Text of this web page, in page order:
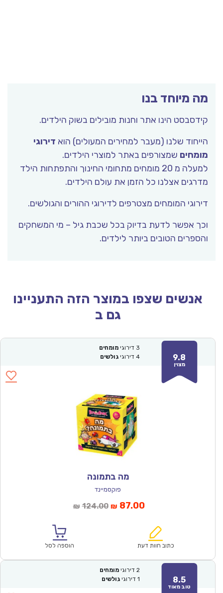
מה מיוחד בנו
קידסבסט הינו אתר וחנות מובילים בשוק הילדים.
הייחוד שלנו (מעבר למחירים המעולים) הוא דירוגי
מומחים שמצורפים באתר למוצרי הילדים.
למעלה מ 20 מומחים מתחומי החינוך והתפתחות הילד
מדרגים אצלנו כל הזמן את עולם הילדים.
דירוגי המומחים מצטרפים לדירוגי ההורים והגולשים.
וכך אפשר לדעת בדיוק בכל שכבת גיל – מי המשחקים
והספרים הטובים ביותר לילדים.
אנשים שצפו במוצר הזה התעניינו
גם ב
9.8
מצוין
3 דירוגי מומחים
4 דירוגי גולשים
מה בתמונה
פוקסמיינד
₪ 124.00המחיר
₪124.00.
₪ 87.00המחיר
הוא:
כתוב חוות דעת הוספה לסל
8.5
טוב מאוד
2 דירוגי מומחים
1 דירוגי גולשים